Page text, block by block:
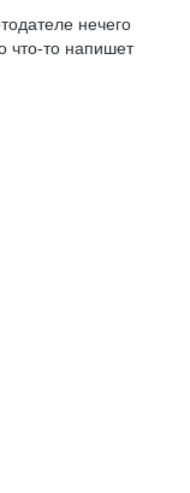
нечего
что‑то напишет